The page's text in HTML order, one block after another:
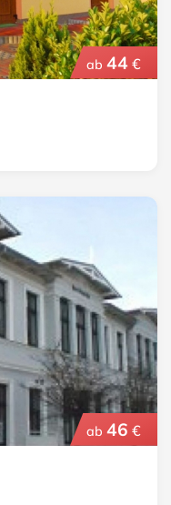
ab 44 €
ab 46 €